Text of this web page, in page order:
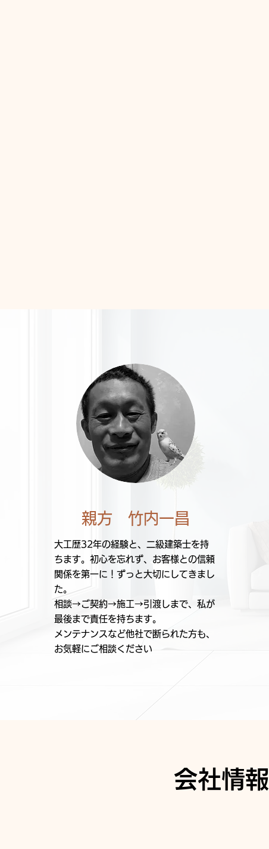
親方 竹内一昌
大工歴32年の経験と、二級建築士を持
ちます。初心を忘れず、お客様との信頼
関係を第一に！ずっと大切にしてきまし
た。
相談→ご契約→施工→引渡しまで、私が
最後まで責任を持ちます。
​メンテナンスなど他社で断られた方も、
お気軽にご相談ください
会社情報